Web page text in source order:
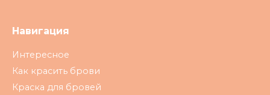
Навигация
Интересное
Как красить брови
Краска для бровей